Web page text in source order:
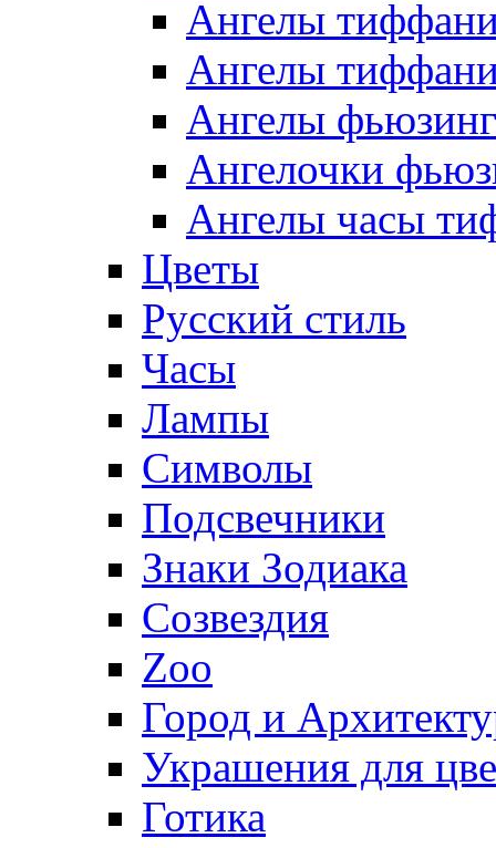
Ангелы
Ангелы
Ангелы фьюзинг
Ангелочки
Ангелы часы
Цветы
Русский стиль
Часы
Лампы
Символы
Подсвечники
Знаки Зодиака
Созвездия
Zoo
Город и
Украшения для
Готика